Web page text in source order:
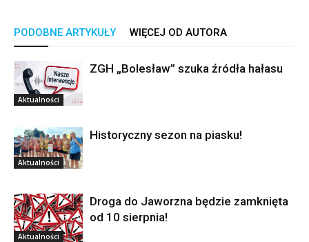
PODOBNE ARTYKUŁY WIĘCEJ OD AUTORA
Aktualności
ZGH „Bolesław” szuka źródła hałasu
Aktualności
Historyczny sezon na piasku!
Aktualności
Droga do Jaworzna będzie zamknięta
od 10 sierpnia!